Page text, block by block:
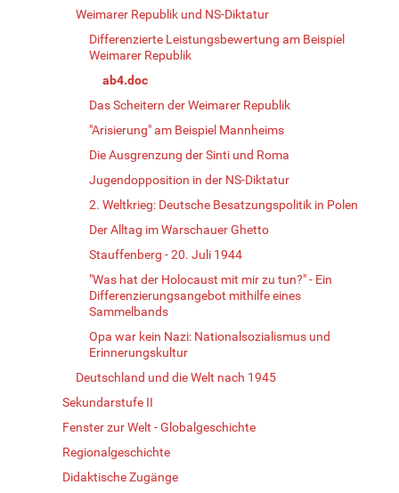
Weimarer Republik und NS-Diktatur
Differenzierte Leistungsbewertung am Beispiel
Weimarer Republik
ab4.doc
Das Scheitern der Weimarer Republik
"Arisierung" am Beispiel Mannheims
Die Ausgrenzung der Sinti und Roma
Jugendopposition in der NS-Diktatur
2. Weltkrieg: Deutsche Besatzungspolitik in Polen
Der Alltag im Warschauer Ghetto
Stauffenberg - 20. Juli 1944
"Was hat der Holocaust mit mir zu tun?" - Ein
Differenzierungsangebot mithilfe eines
Sammelbands
Opa war kein Nazi: Nationalsozialismus und
Erinnerungskultur
Deutschland und die Welt nach 1945
Sekundarstufe II
Fenster zur Welt - Globalgeschichte
Regionalgeschichte
Didaktische Zugänge